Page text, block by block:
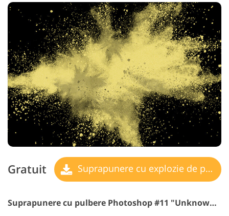
Gratuit Suprapunere cu explozie de pulbere
Suprapunere cu pulbere Photoshop #11 "Unknown Oceans"